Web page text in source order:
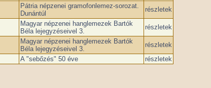
Pátria népzenei gramofonlemez-sorozat.
Dunántúl
részletek
Magyar népzenei hanglemezek Bartók
Béla lejegyzéseivel 3.
részletek
Magyar népzenei hanglemezek Bartók
Béla lejegyzéseivel 3.
részletek
A "sebőzés" 50 éve részletek